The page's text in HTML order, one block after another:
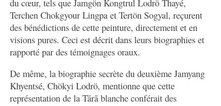
du cœur, tels que Jamgön Kongtrul Lodrö Thayé,
Terchen Chokgyour Lingpa et Tertön Sogyal, reçurent
des bénédictions de cette peinture, directement et en
visions pures. Ceci est décrit dans leurs biographies et
rapporté par des témoignages oraux.
De même, la biographie secrète du deuxième Jamyang
Khyentsé, Chökyi Lodrö, mentionne que cette
représentation de la Tārā blanche conférait des